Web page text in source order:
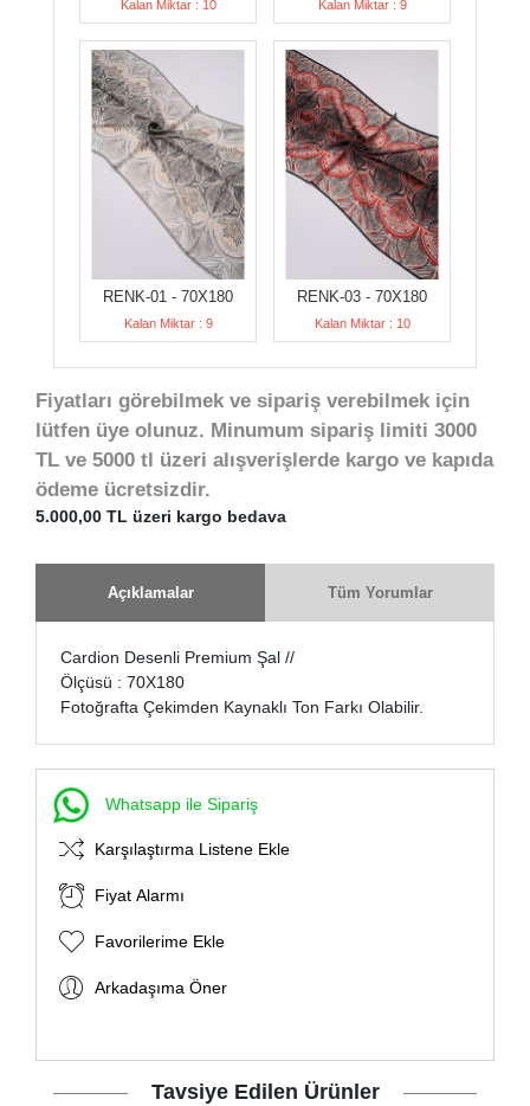
Kalan Miktar : 10 Kalan Miktar : 9
RENK-01 - 70X180
Kalan Miktar : 9
RENK-03 - 70X180
Kalan Miktar : 10
Fiyatları görebilmek ve sipariş verebilmek için
lütfen üye olunuz. Minumum sipariş limiti 3000
TL ve 5000 tl üzeri alışverişlerde kargo ve kapıda
ödeme ücretsizdir.
5.000,00 TL üzeri kargo bedava
Açıklamalar Tüm Yorumlar
Cardion Desenli Premium Şal //
Ölçüsü : 70X180
Fotoğrafta Çekimden Kaynaklı Ton Farkı Olabilir.
Whatsapp ile Sipariş
Karşılaştırma Listene Ekle
Fiyat Alarmı
Favorilerime Ekle
Arkadaşıma Öner
Tavsiye Edilen Ürünler